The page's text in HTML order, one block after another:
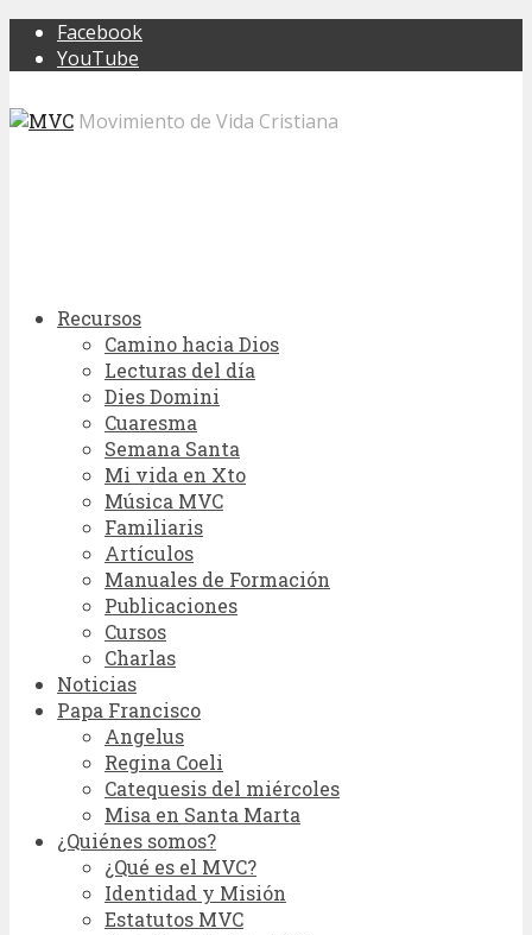
Facebook
YouTube
Movimiento de Vida Cristiana
Recursos
Camino hacia Dios
Lecturas del día
Dies Domini
Cuaresma
Semana Santa
Mi vida en Xto
Música MVC
Familiaris
Artículos
Manuales de Formación
Publicaciones
Cursos
Charlas
Noticias
Papa Francisco
Angelus
Regina Coeli
Catequesis del miércoles
Misa en Santa Marta
¿Quiénes somos?
¿Qué es el MVC?
Identidad y Misión
Estatutos MVC